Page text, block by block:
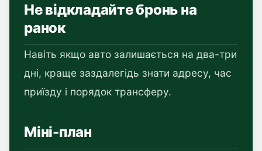
Не відкладайте бронь на
ранок
Навіть якщо авто залишається на два-три
дні, краще заздалегідь знати адресу, час
приїзду і порядок трансферу.
Міні-план